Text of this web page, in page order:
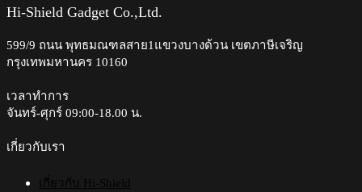
ไหน
อัป
ใหม่
กับ
โปรด
Hi-Shield Gadget Co.,Ltd.
599/9 ถนน พุทธมณฑลสาย1แขวงบางด้วน เขตภาษีเจริญ
กรุงเทพมหานคร 10160
เวลาทำการ
จันทร์-ศุกร์ 09:00-18.00 น.​
เกี่ยวกับเรา
เกี่ยวกับ Hi-Shield